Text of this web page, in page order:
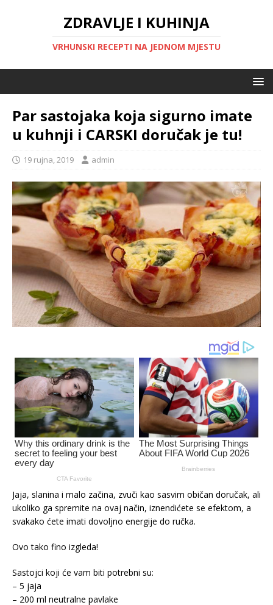
ZDRAVLJE I KUHINJA
VRHUNSKI RECEPTI NA JEDNOM MJESTU
Par sastojaka koja sigurno imate
u kuhnji i CARSKI doručak je tu!
19 rujna, 2019 admin
Jaja, slanina i malo začina, zvuči kao sasvim običan doručak, ali
ukoliko ga spremite na ovaj način, iznendićete se efektom, a
svakako ćete imati dovoljno energije do ručka.
Ovo tako fino izgleda!
Sastojci koji će vam biti potrebni su:
– 5 jaja
– 200 ml neutralne pavlake